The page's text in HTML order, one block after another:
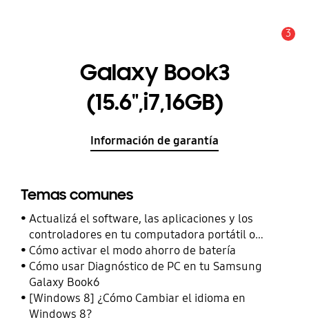
3
Galaxy Book3
(15.6",i7,16GB)
Información de garantía
Temas comunes
Actualizá el software, las aplicaciones y los
controladores en tu computadora portátil o
notebook Samsung
Cómo activar el modo ahorro de batería
Cómo usar Diagnóstico de PC en tu Samsung
Galaxy Book6
[Windows 8] ¿Cómo Cambiar el idioma en
Windows 8?